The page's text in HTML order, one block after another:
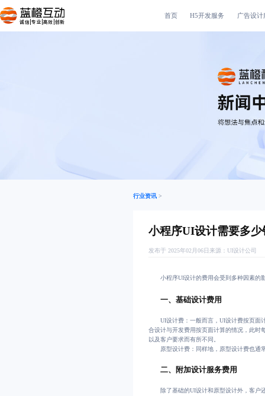
诚信|专业|高效|创新
首页 H5开发服务 广告设计
行业资讯 >
小程序UI设计需要多少
发布于 2025年02月06日来源：UI设计公司
小程序UI设计的费用会受到多种因素的
一、基础设计费用
UI设计费：一般而言，UI设计费按页面
合设计与开发费用按页面计算的情况，此时
以及客户要求而有所不同。
原型设计费：同样地，原型设计费也通
二、附加设计服务费用
除了基础的UI设计和原型设计外，客户